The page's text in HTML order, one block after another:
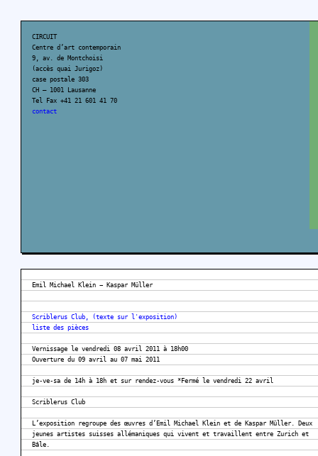
CIRCUIT
Centre d’art contemporain
9, av. de Montchoisi
(accès quai Jurigoz)
case postale 303
CH – 1001 Lausanne
Tel Fax +41 21 601 41 70
contact
Emil Michael Klein − Kaspar Müller
Scriblerus Club, (texte sur l'exposition)
liste des pièces
Vernissage le vendredi 08 avril 2011 à 18h00
Ouverture du 09 avril au 07 mai 2011
je-ve-sa de 14h à 18h et sur rendez-vous *Fermé le vendredi 22 avril
Scriblerus Club
L’exposition regroupe des œuvres d’Emil Michael Klein et de Kaspar Müller. Deux
jeunes artistes suisses allémaniques qui vivent et travaillent entre Zurich et
Bâle.